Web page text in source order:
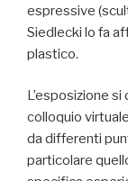
espressive
Siedlecki lo fa
plastico.
L’esposizione
colloquio
da differenti
particolare